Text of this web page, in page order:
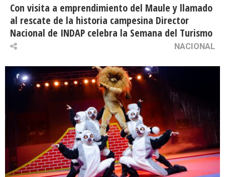
Con visita a emprendimiento del Maule y llamado
al rescate de la historia campesina Director
Nacional de INDAP celebra la Semana del Turismo
NACIONAL